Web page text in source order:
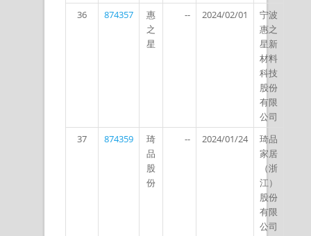
36
874357
惠
之
星
-- 2024/02/01
宁波
惠之
星新
材料
科技
股份
有限
公司
37
874359
琦
品
股
份
-- 2024/01/24
琦品
家居
（浙
江）
股份
有限
公司